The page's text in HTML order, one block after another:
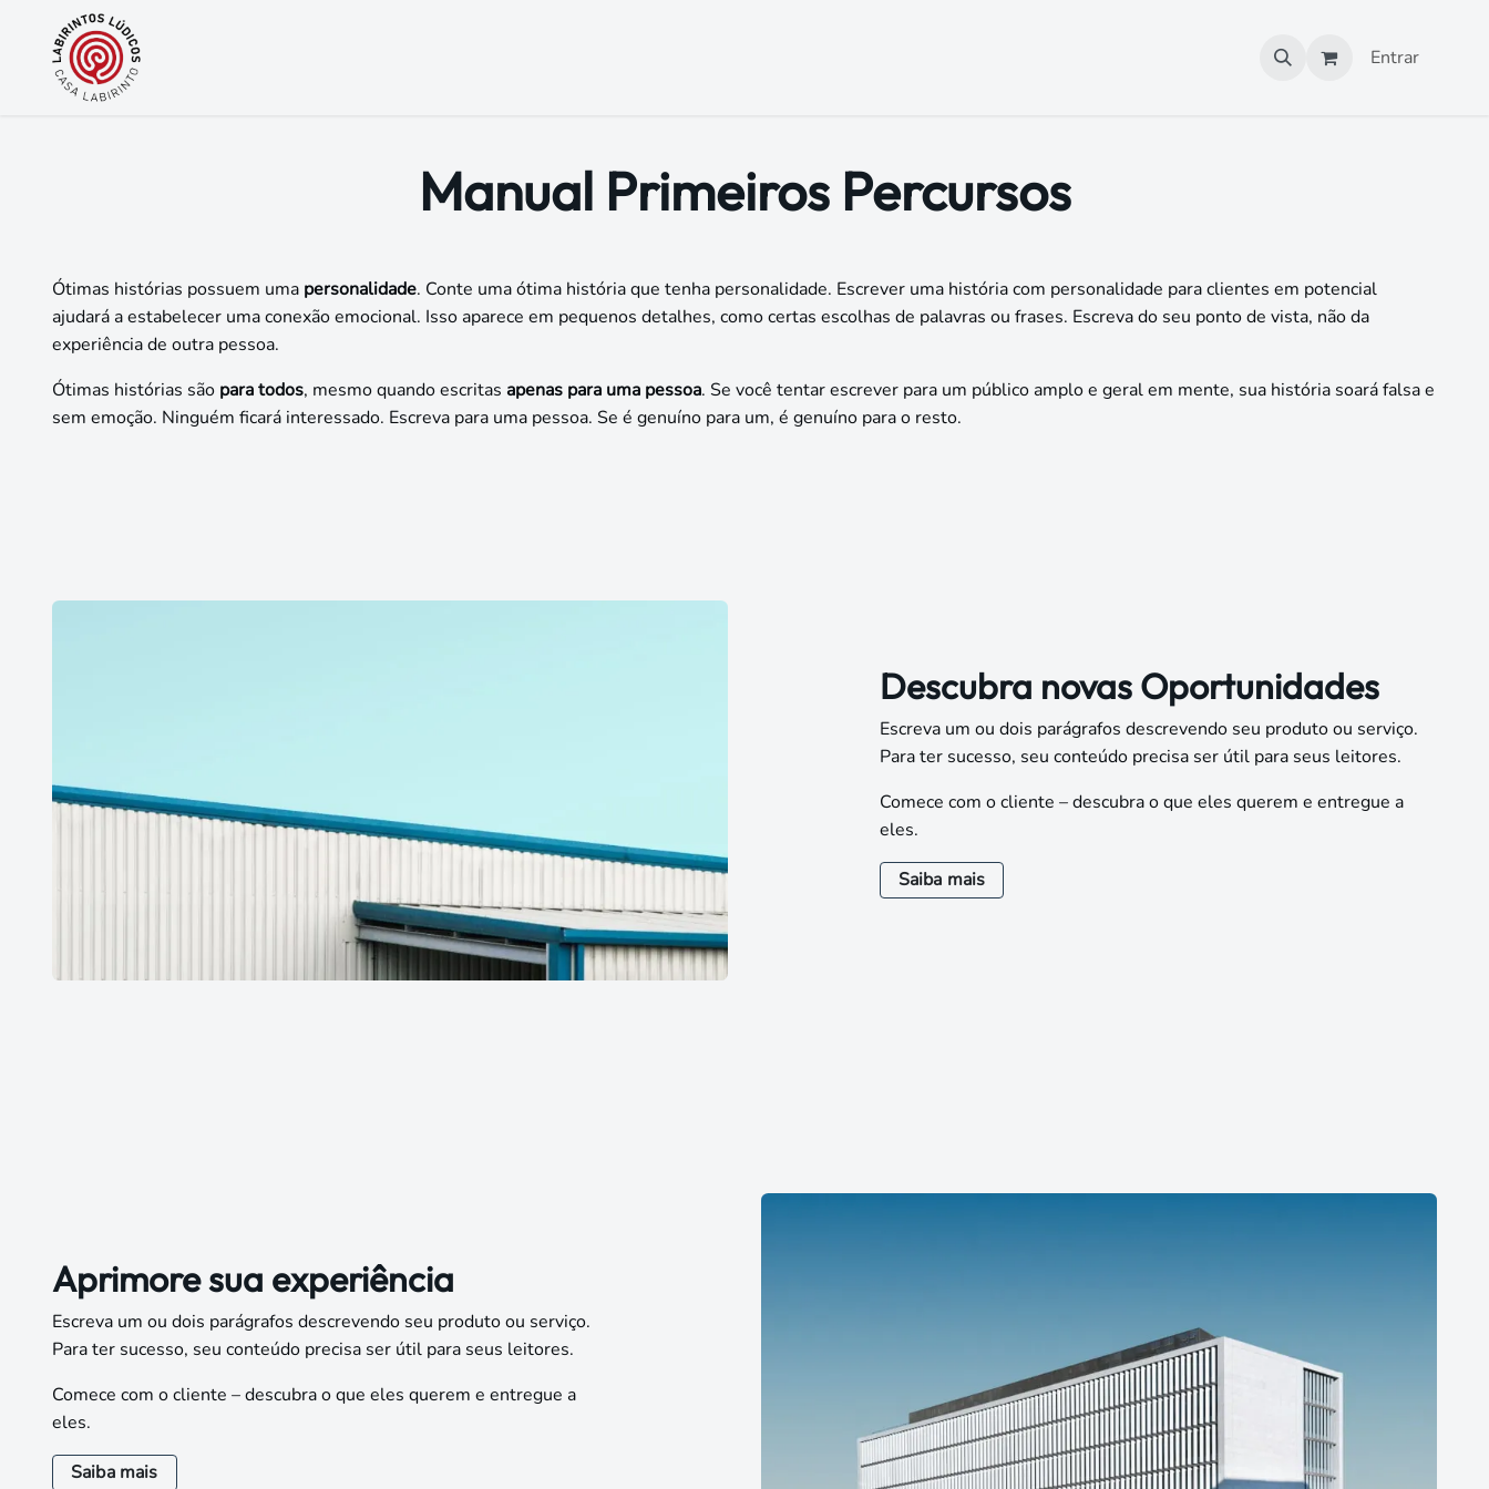
Pular para o conteúdo
Entrar
Manual Primeiros Percursos
Ótimas histórias possuem uma personalidade. Conte uma ótima história que tenha personalidade. Escrever uma história com personalidade para clientes em potencial
ajudará a estabelecer uma conexão emocional. Isso aparece em pequenos detalhes, como certas escolhas de palavras ou frases. Escreva do seu ponto de vista, não da
experiência de outra pessoa.
Ótimas histórias são para todos, mesmo quando escritas apenas para uma pessoa. Se você tentar escrever para um público amplo e geral em mente, sua história soará falsa e
sem emoção. Ninguém ficará interessado. Escreva para uma pessoa. Se é genuíno para um, é genuíno para o resto.
Descubra novas Oportunidades
Escreva um ou dois parágrafos descrevendo seu produto ou serviço.
Para ter sucesso, seu conteúdo precisa ser útil para seus leitores.
Comece com o cliente – descubra o que eles querem e entregue a
eles.
Saiba mais
Aprimore sua experiência
Escreva um ou dois parágrafos descrevendo seu produto ou serviço.
Para ter sucesso, seu conteúdo precisa ser útil para seus leitores.
Comece com o cliente – descubra o que eles querem e entregue a
eles.
Saiba mais